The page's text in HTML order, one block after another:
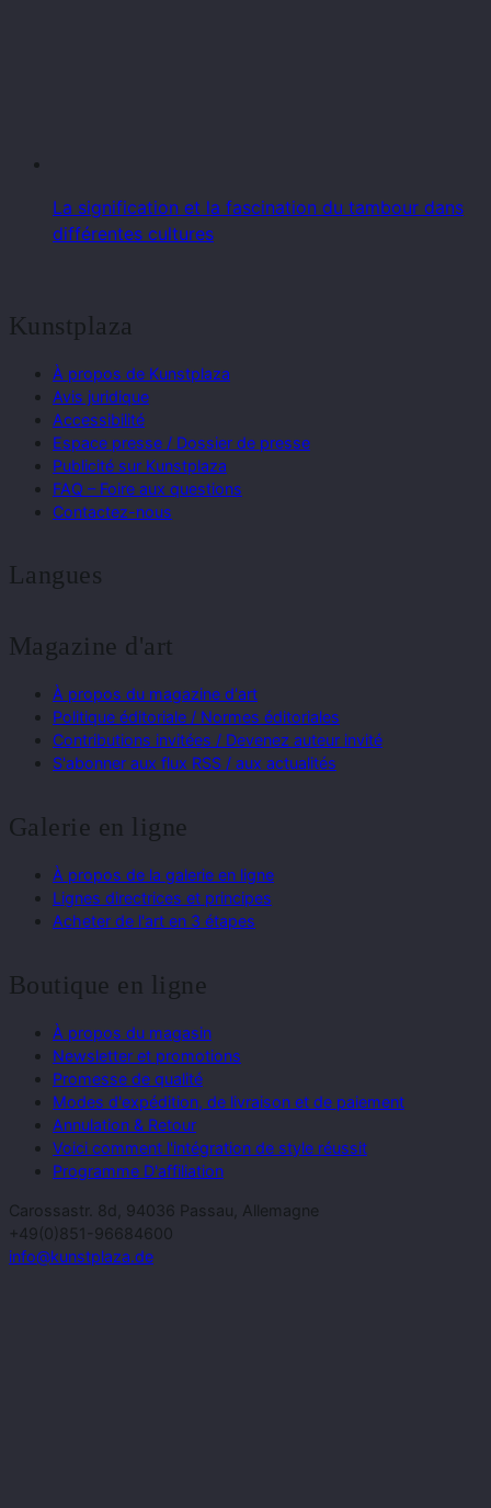
La signification et la fascination du tambour dans
différentes cultures
Kunstplaza
À propos de Kunstplaza
Avis juridique
Accessibilité
Espace presse / Dossier de presse
Publicité sur Kunstplaza
FAQ – Foire aux questions
Contactez-nous
Langues
Magazine d'art
À propos du magazine d'art
Politique éditoriale / Normes éditoriales
Contributions invitées / Devenez auteur invité
S'abonner aux flux RSS / aux actualités
Galerie en ligne
À propos de la galerie en ligne
Lignes directrices et principes
Acheter de l'art en 3 étapes
Boutique en ligne
À propos du magasin
Newsletter et promotions
Promesse de qualité
Modes d'expédition, de livraison et de paiement
Annulation & Retour
Voici comment l'intégration de style réussit
Programme D'affiliation
Carossastr. 8d, 94036 Passau, Allemagne
+49(0)851-96684600
info@kunstplaza.de